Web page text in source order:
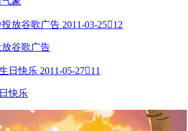
2011-03-2512
放谷歌广告
2011-05-2711
快乐